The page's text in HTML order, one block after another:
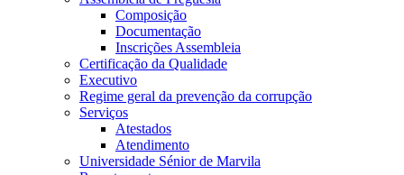
Composição
Documentação
Inscrições Assembleia
Certificação da Qualidade
Executivo
Regime geral da prevenção da corrupção
Serviços
Atestados
Atendimento
Universidade Sénior de Marvila